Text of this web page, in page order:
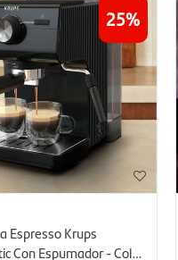
25
Espresso Krups
Con Espumador - Color